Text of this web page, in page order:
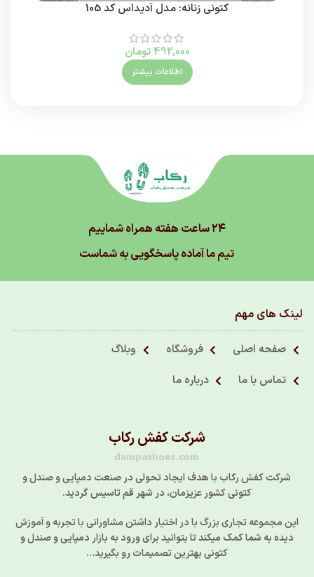
کتونی زنانه: مدل آدیداس کد 105
492,000 تومان
اطلاعات بیشتر
۲۴ ساعت هفته همراه شماییم
تیم ما آماده پاسخگویی به شماست
لینک های مهم
صفحه اصلی فروشگاه
وبلاگ
تماس با ما
درباره ما
شرکت کفش رکاب
dampashoes.com
شرکت کفش رکاب با هدف ایجاد تحولی در صنعت دمپایی و صندل و
کتونی کشور عزیزمان، در شهر قم تاسیس گردید.
این مجموعه تجاری بزرگ با در اختیار داشتن مشاورانی با تجربه و آموزش
دیده به شما کمک میکند تا بتوانید برای ورود به بازار دمپایی و صندل و
کتونی بهترین تصمیمات رو بگیرید…